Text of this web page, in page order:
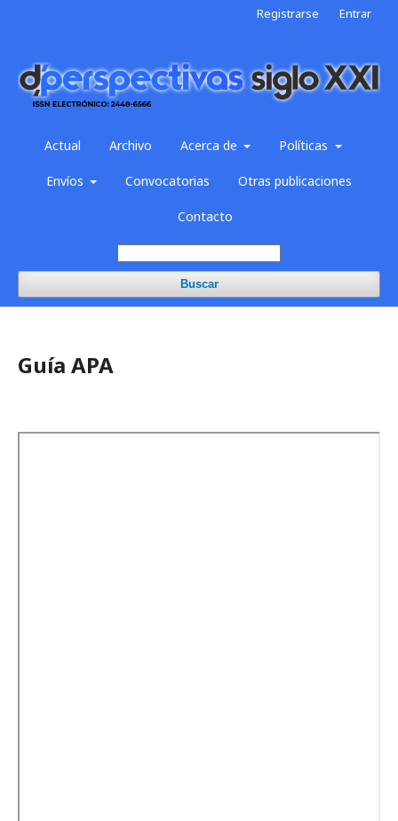
Actual Archivo Acerca de Políticas
Envíos Convocatorias Otras publicaciones
Contacto
Buscar
Registrarse Entrar
Guía APA